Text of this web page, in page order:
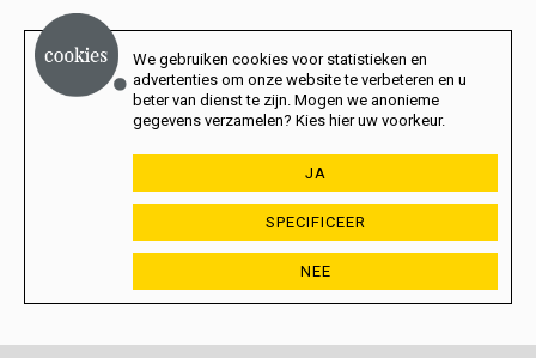
We gebruiken cookies voor statistieken en
advertenties om onze website te verbeteren en u
beter van dienst te zijn. Mogen we anonieme
gegevens verzamelen? Kies hier uw voorkeur.
JA
SPECIFICEER
NEE